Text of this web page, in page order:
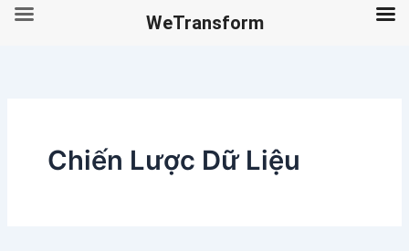
Chiến Lược Dữ Liệu
WeTransform